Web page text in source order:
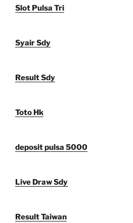
Slot Pulsa Tri
Syair Sdy
Result Sdy
Toto Hk
deposit pulsa 5000
Live Draw Sdy
Result Taiwan